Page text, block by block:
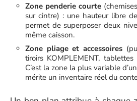
Zone penderie courte
sur cintre) : une hauteur libre
permet de superposer deux
même caisson.
Zone pliage et accessoires
tiroirs KOMPLEMENT,
C’est la zone la plus variable
mérite un inventaire réel du